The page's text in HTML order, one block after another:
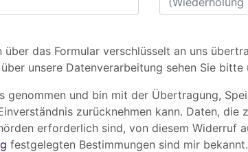
das Formular verschlüsselt an uns
unsere Datenverarbeitung sehen Sie bitte
genommen und bin mit der Übertragung,
zurücknehmen kann. Daten,
erforderlich sind, von diesem Widerruf
festgelegten Bestimmungen sind mir